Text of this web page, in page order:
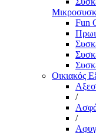
Fun
Οικιακός
/
/